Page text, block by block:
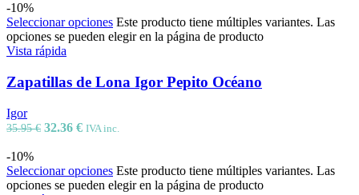
-10%
Seleccionar opciones Este producto tiene múltiples variantes. Las
opciones se pueden elegir en la página de producto
Vista rápida
Zapatillas de Lona Igor Pepito Océano
Igor
35.95€ 32.36 € IVA inc.
-10%
Seleccionar opciones Este producto tiene múltiples variantes. Las
opciones se pueden elegir en la página de producto